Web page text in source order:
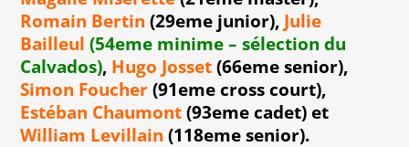
Romain Bertin(29eme junior), Julie
Bailleul(54eme minime – sélection du
Calvados), Hugo Josset(66eme senior),
Simon Foucher(91eme cross court),
Estéban Chaumont(93eme cadet) et
William Levillain (118eme senior).